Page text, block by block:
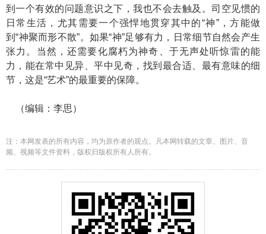
到一个有效的问题意识之下，我也不会去触及。司空见惯的
日常生活，尤其需要一个强悍地贯穿其中的“神”，方能做
到“神聚而形不散”。如果“神”足够有力，日常细节自然会产生
张力。当然，还需要化腐朽为神奇、于无声处听惊雷的能
力，能在常中见异、平中见奇，找到最合适、最有意味的细
节，这是“艺术”的最重要的保障。
（编辑：李思）
注：本网发表的所有内容，均为原作者的观点。凡本网转载的文章、图片、音
频、视频等文件资料，版权归版权所有人所有。